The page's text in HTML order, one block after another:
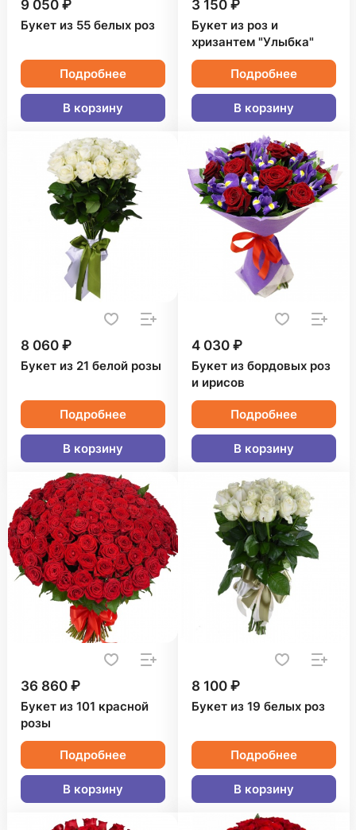
9 050 ₽
Букет из 55 белых роз
Подробнее
В корзину
3 150 ₽
Букет из роз и
хризантем "Улыбка"
Подробнее
В корзину
8 060 ₽
Букет из 21 белой розы
Подробнее
В корзину
4 030 ₽
Букет из бордовых роз
и ирисов
Подробнее
В корзину
36 860 ₽
Букет из 101 красной
розы
Подробнее
В корзину
8 100 ₽
Букет из 19 белых роз
Подробнее
В корзину